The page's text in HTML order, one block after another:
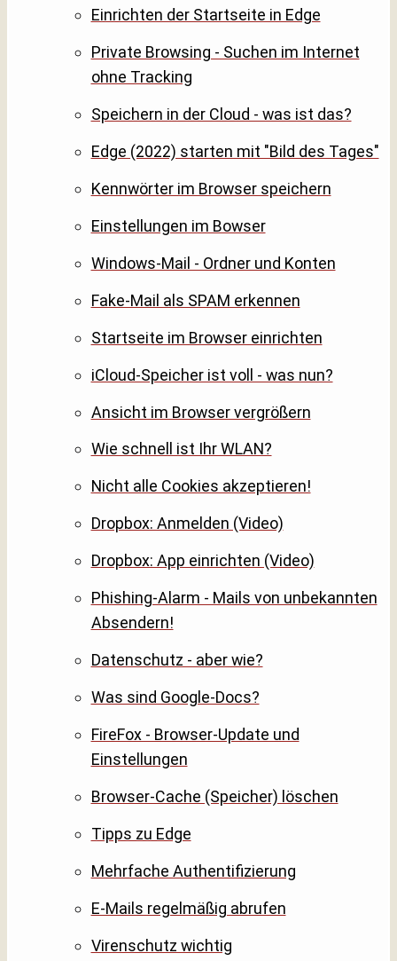
Einrichten der Startseite in Edge
Private Browsing - Suchen im Internet
ohne Tracking
Speichern in der Cloud - was ist das?
Edge (2022) starten mit "Bild des Tages"
Kennwörter im Browser speichern
Einstellungen im Bowser
Windows-Mail - Ordner und Konten
Fake-Mail als SPAM erkennen
Startseite im Browser einrichten
iCloud-Speicher ist voll - was nun?
Ansicht im Browser vergrößern
Wie schnell ist Ihr WLAN?
Nicht alle Cookies akzeptieren!
Dropbox: Anmelden (Video)
Dropbox: App einrichten (Video)
Phishing-Alarm - Mails von unbekannten
Absendern!
Datenschutz - aber wie?
Was sind Google-Docs?
FireFox - Browser-Update und
Einstellungen
Browser-Cache (Speicher) löschen
Tipps zu Edge
Mehrfache Authentifizierung
E-Mails regelmäßig abrufen
Virenschutz wichtig